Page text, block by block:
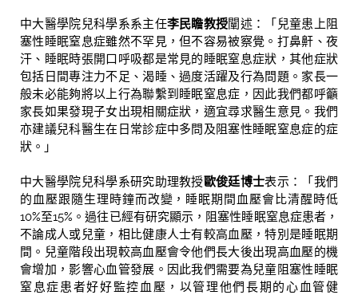
中大醫學院兒科學系系主任李民瞻教授闡述：「兒童患上阻
塞性睡眠窒息症雖然不罕見，但不容易被察覺。打鼻鼾、夜
汗、睡眠時張開口呼吸都是常見的睡眠窒息症狀，其他症狀
包括日間專注力不足、渴睡、過度活躍及行為問題。家長一
般未必能夠將以上行為聯繫到睡眠窒息症，因此我們都呼籲
家長如果發現子女出現相關症狀，適宜尋求醫生意見。我們
亦建議兒科醫生在日常診症中多問及阻塞性睡眠窒息症的症
狀。」
中大醫學院兒科學系研究助理教授歐俊廷博士表示：「我們
的血壓跟隨生理時鐘而改變，睡眠期間血壓會比清醒時低
10%至15%。過往已經有研究顯示，阻塞性睡眠窒息症患者，
不論成人或兒童，相比健康人士有較高血壓，特別是睡眠期
間。兒童階段出現較高血壓會令他們長大後出現高血壓的機
會增加，影響心血管發展。因此我們需要為兒童阻塞性睡眠
窒息症患者好好監控血壓，以管理他們長期的心血管健